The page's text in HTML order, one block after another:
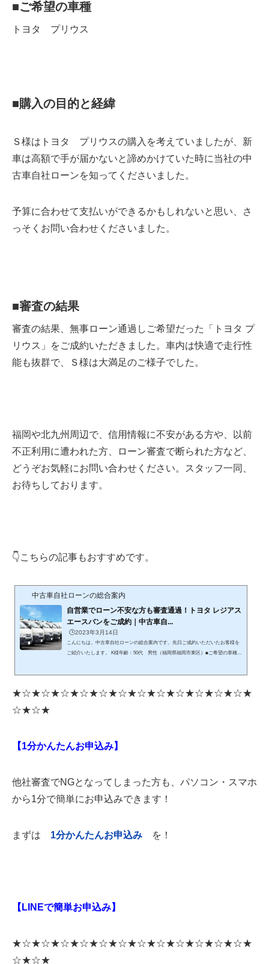
■ご希望の車種
トヨタ プリウス
■購入の目的と経緯
Ｓ様はトヨタ プリウスの購入を考えていましたが、新
車は高額で手が届かないと諦めかけていた時に当社の中
古車自社ローンを知ってくださいました。
予算に合わせて支払いができるかもしれないと思い、さ
っそくお問い合わせくださいました。
■審査の結果
審査の結果、無事ローン通過しご希望だった「トヨタ プ
リウス」をご成約いただきました。車内は快適で走行性
能も抜群で、Ｓ様は大満足のご様子でした。
福岡や北九州周辺で、信用情報に不安がある方や、以前
不正利用に遭われた方、ローン審査で断られた方など、
どうぞお気軽にお問い合わせください。スタッフ一同、
お待ちしております。
👇こちらの記事もおすすめです。
中古車自社ローンの総合案内
自営業でローン不安な方も審査通過！トヨタ レジアス
エースバンをご成約｜中古車自...
🕒️2023年3月14日
こんにちは。中古車自社ローンの総合案内です。先日ご成約いただいたお客様を
ご紹介いたします。 K様年齢：50代 男性（福岡県福岡市東区）■ご希望の車種ハ
スバン」をご成約いただきました。遠方から来た甲斐がありましたと喜んでいた
★☆★☆★☆★☆★☆★☆★☆★☆★☆★☆★☆★☆★
☆★☆★
【1分かんたんお申込み】
他社審査でNGとなってしまった方も、パソコン・スマホ
から1分で簡単にお申込みできます！
まずは 1分かんたんお申込み を！
【LINEで簡単お申込み】
★☆★☆★☆★☆★☆★☆★☆★☆★☆★☆★☆★☆★
☆★☆★